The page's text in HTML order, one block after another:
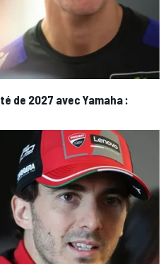
de 2027 avec Yamaha :